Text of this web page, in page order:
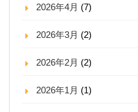
2026年4月 (7)
2026年3月 (2)
2026年2月 (2)
2026年1月 (1)